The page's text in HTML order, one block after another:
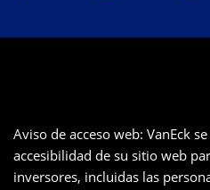
Aviso de acceso web: VanEck
accesibilidad de su sitio web
inversores, incluidas las